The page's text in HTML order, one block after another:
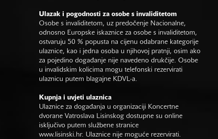
Ulazak i pogodnosti za osobe s invaliditetom
Osobe s invaliditetom, uz predočenje Nacionalne,
odnosno Europske iskaznice za osobe s invaliditetom,
ostvaruju 50 % popusta na cijenu odabrane kategorije
ulaznice, kao i jedna osoba u njihovoj pratnji, osim ako
za pojedino događanje nije navedeno drukčije. Osobe
u invalidskim kolicima mogu telefonski rezervirati
ulaznicu putem blagajne KDVL-a.
Kupnja i uvjeti ulaznica
Ulaznice za događanja u organizaciji Koncertne
dvorane Vatroslava Lisinskog dostupne su online
isključivo putem službene stranice
www.lisinski.hr. Ulaznice nije moguće rezervirati.